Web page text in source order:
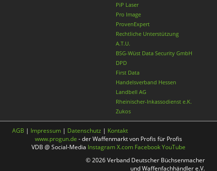
PiP Laser
Pro Image
ProvenExpert
Rechtliche Unterstützung
A.T.U.
BSG-Wüst Data Security GmbH
DPD
First Data
Handelsverband Hessen
Landbell AG
Rheinischer-Inkassodienst e.K.
Zukos
AGB | Impressum | Datenschutz | Kontakt
www.progun.de - der Waffenmarkt von Profis für Profis
VDB @ Social-Media InstagramX.com FacebookYouTube
© 2026 Verband Deutscher Büchsenmacher
und Waffenfachhändler e.V.